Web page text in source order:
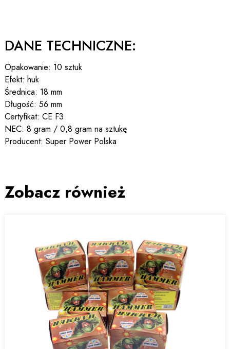
DANE TECHNICZNE:
Opakowanie: 10 sztuk
Efekt: huk
Średnica: 18 mm
Długość: 56 mm
Certyfikat: CE F3
NEC: 8 gram / 0,8 gram na sztukę
Producent: Super Power Polska
Zobacz również